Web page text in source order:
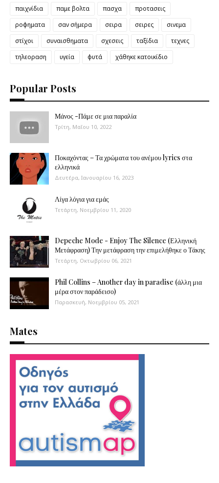
παιχνίδια
παμε βολτα πασχα
προτασεις
ροφηματα
σαν σήμερα σειρα σειρες
σινεμα
στίχοι
συναισθηματα σχεσεις ταξίδια
τεχνες
τηλεοραση
υγεία φυτά χάθηκε κατοικίδιο
Popular Posts
Μάνος -Πάμε σε μια παραλία
Τρίτη, Μαΐου 10, 2022
Ποκαχόντας – Τα χρώματα του ανέμου lyrics στα
ελληνικά
Δευτέρα, Ιανουαρίου 16, 2023
Λίγα λόγια για εμάς
Τετάρτη, Νοεμβρίου 11, 2020
Depeche Mode - Enjoy The Silence (Ελληνική
Μετάφραση) Την μετάφραση την επιμελήθηκε ο Τάκης
Τετάρτη, Οκτωβρίου 06, 2021
Phil Collins – Another day in paradise (άλλη μια
μέρα στον παράδεισο)
Παρασκευή, Νοεμβρίου 05, 2021
Mates